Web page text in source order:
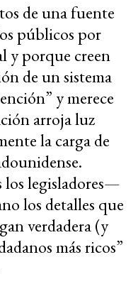
de una fuente
públicos por
y porque creen
de un sistema
y merece
arroja luz
la carga de
legisladores—
los detalles que
verdadera (y
más ricos”